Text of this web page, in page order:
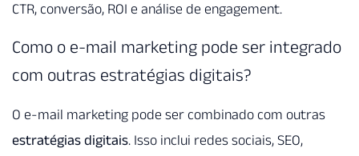
CTR, conversão, ROI e análise de engagement.
Como o e-mail marketing pode ser integrado
com outras estratégias digitais?
O e-mail marketing pode ser combinado com outras
estratégias digitais. Isso inclui redes sociais, SEO,